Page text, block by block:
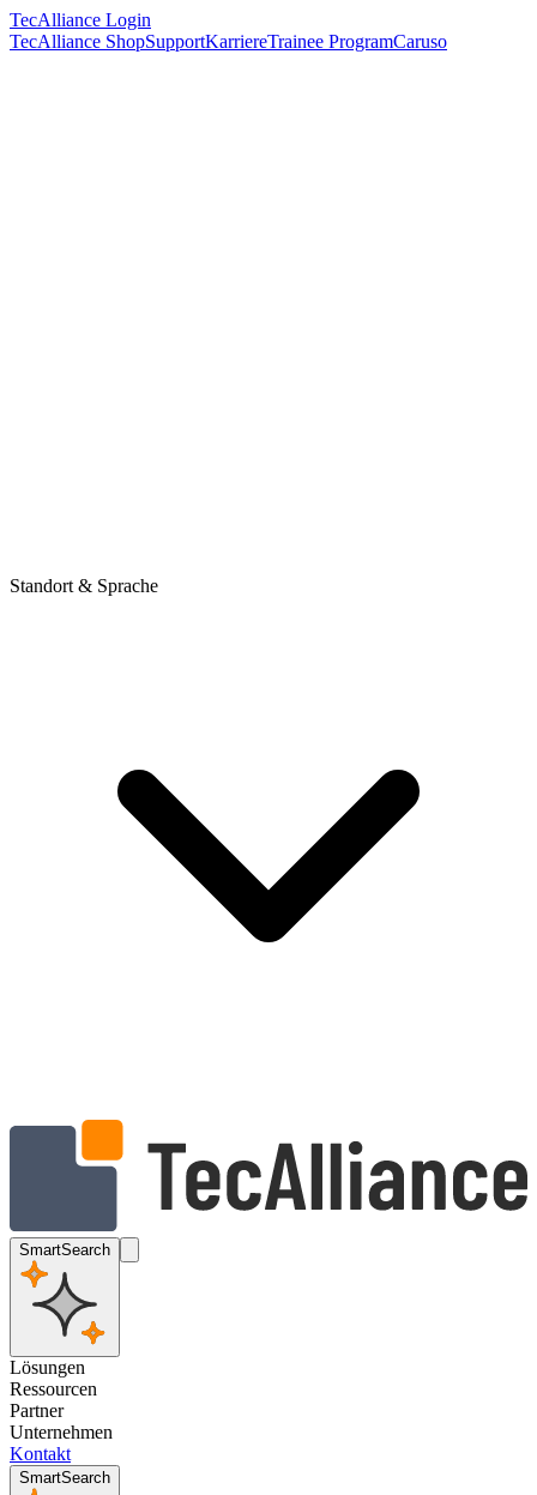
TecAlliance Login
TecAlliance ShopSupportKarriereTrainee ProgramCaruso
Standort & Sprache
SmartSearch
Lösungen
Ressourcen
Partner
Unternehmen
Kontakt
SmartSearch